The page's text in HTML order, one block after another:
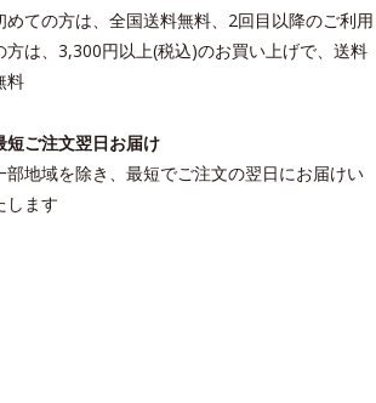
めての方は、全国送料無料、2回目以降のご利用
方は、3,300円以上(税込)のお買い上げで、送料
料
短ご注文翌日お届け
部地域を除き、最短でご注文の翌日にお届けい
します